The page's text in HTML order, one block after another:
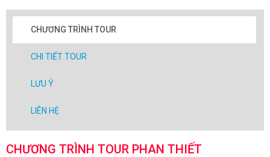
CHƯƠNG TRÌNH TOUR
CHI TIẾT TOUR
LƯU Ý
LIÊN HỆ
CHƯƠNG TRÌNH TOUR PHAN THIẾT